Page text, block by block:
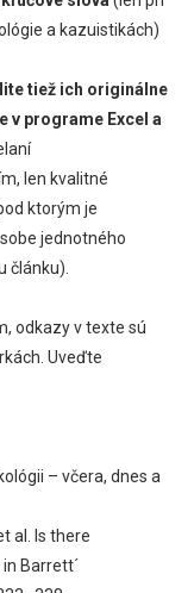
a kazuistikách)
tiež ich originálne
v programe Excel a
len kvalitné
ktorým je
jednotného
článku).
odkazy v texte sú
Uveďte
– včera, dnes a
al. Is there
Barrett´